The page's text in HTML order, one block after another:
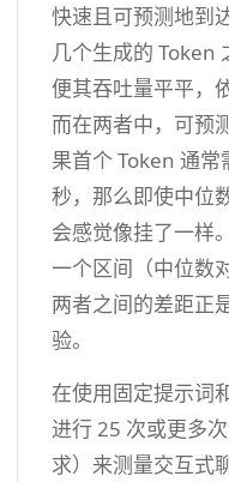
快速且可预测地到
几个生成的 Token
便其吞吐量平平，
而在两者中，可预
果首个 Token 通
秒，那么即使中位
会感觉像挂了一样
一个区间（中位数
两者之间的差距正
验。
在使用固定提示词
进行 25 次或更多
求）来测量交互式